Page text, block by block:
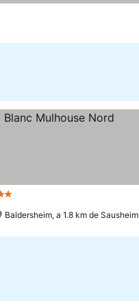
Baldersheim, a 1.8 km de Sausheim